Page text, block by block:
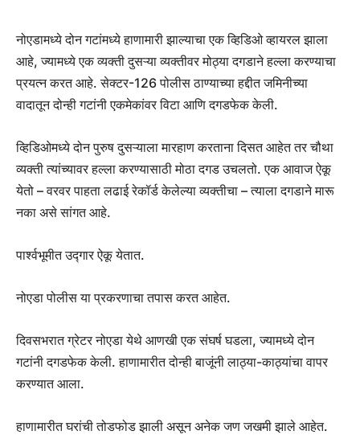
नोएडामध्ये दोन गटांमध्ये हाणामारी झाल्याचा एक व्हिडिओ व्हायरल झाला
आहे, ज्यामध्ये एक व्यक्ती दुसऱ्या व्यक्तीवर मोठ्या दगडाने हल्ला करण्याचा
प्रयत्न करत आहे. सेक्टर-126 पोलीस ठाण्याच्या हद्दीत जमिनीच्या
वादातून दोन्ही गटांनी एकमेकांवर विटा आणि दगडफेक केली.
व्हिडिओमध्ये दोन पुरुष दुसऱ्याला मारहाण करताना दिसत आहेत तर चौथा
व्यक्ती त्यांच्यावर हल्ला करण्यासाठी मोठा दगड उचलतो. एक आवाज ऐकू
येतो – वरवर पाहता लढाई रेकॉर्ड केलेल्या व्यक्तीचा – त्याला दगडाने मारू
नका असे सांगत आहे.
पार्श्वभूमीत उद्गार ऐकू येतात.
नोएडा पोलीस या प्रकरणाचा तपास करत आहेत.
दिवसभरात ग्रेटर नोएडा येथे आणखी एक संघर्ष घडला, ज्यामध्ये दोन
गटांनी दगडफेक केली. हाणामारीत दोन्ही बाजूंनी लाठ्या-काठ्यांचा वापर
करण्यात आला.
हाणामारीत घरांची तोडफोड झाली असून अनेक जण जखमी झाले आहेत.